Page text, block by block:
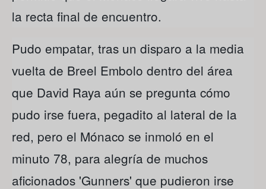
la recta final de encuentro.
Pudo empatar, tras un disparo a la media
vuelta de Breel Embolo dentro del área
que David Raya aún se pregunta cómo
pudo irse fuera, pegadito al lateral de la
red, pero el Mónaco se inmoló en el
minuto 78, para alegría de muchos
aficionados 'Gunners' que pudieron irse